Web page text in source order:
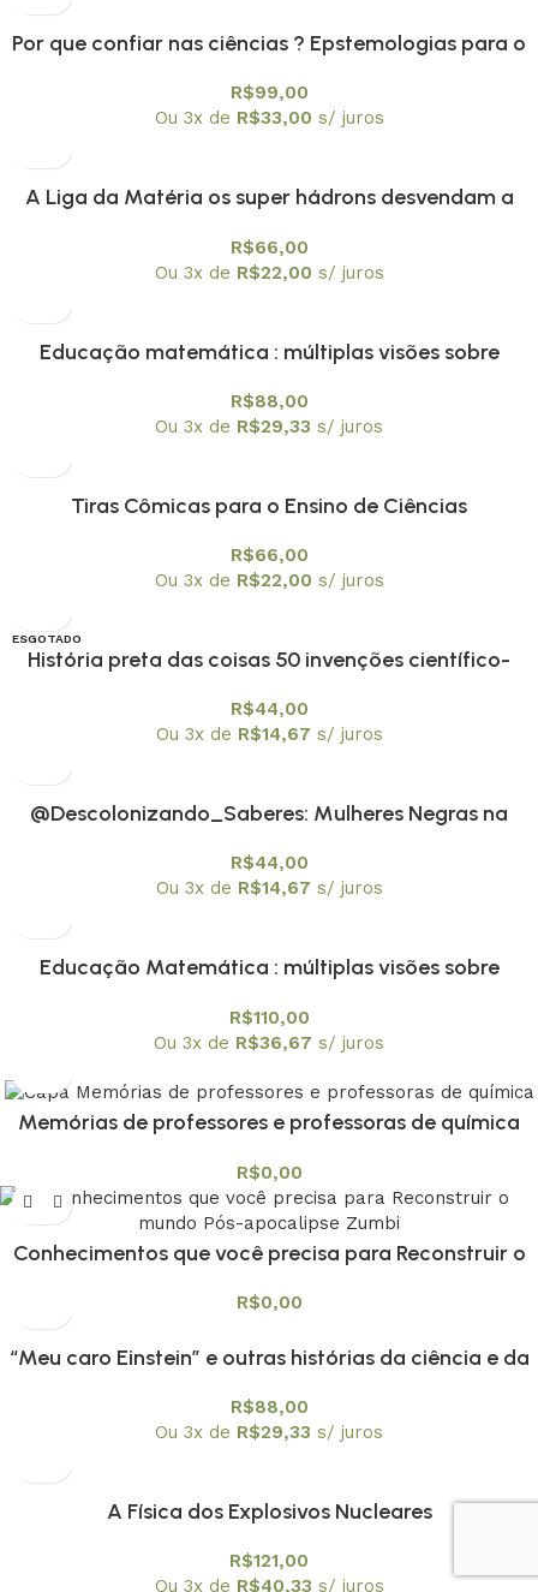
Por que confiar nas ciências ? Epstemologias para o
R$99,00
Ou 3x de R$33,00 s/ juros
A Liga da Matéria os super hádrons desvendam a
R$66,00
Ou 3x de R$22,00 s/ juros
Educação matemática : múltiplas visões sobre
R$88,00
Ou 3x de R$29,33 s/ juros
Tiras Cômicas para o Ensino de Ciências
R$66,00
Ou 3x de R$22,00 s/ juros
ESGOTADO
História preta das coisas 50 invenções científico-
R$44,00
Ou 3x de R$14,67 s/ juros
@Descolonizando_Saberes: Mulheres Negras na
R$44,00
Ou 3x de R$14,67 s/ juros
Educação Matemática : múltiplas visões sobre
R$110,00
Ou 3x de R$36,67 s/ juros
Memórias de professores e professoras de química
R$0,00
Conhecimentos que você precisa para Reconstruir o
R$0,00
“Meu caro Einstein” e outras histórias da ciência e da
R$88,00
Ou 3x de R$29,33 s/ juros
A Física dos Explosivos Nucleares
R$121,00
Ou 3x de R$40,33 s/ juros